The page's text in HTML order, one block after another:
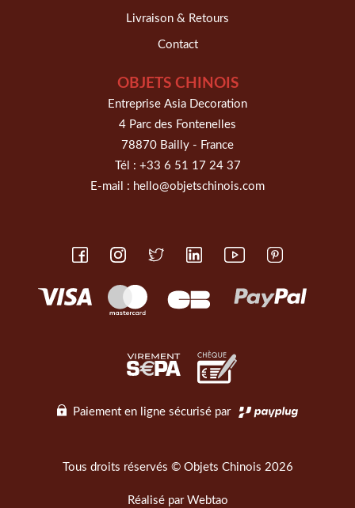
Livraison & Retours
Contact
OBJETS CHINOIS
Entreprise Asia Decoration
4 Parc des Fontenelles
78870 Bailly - France
Tél : +33 6 51 17 24 37
E-mail : hello@objetschinois.com
Paiement en ligne sécurisé par
Tous droits réservés © Objets Chinois 2026
Réalisé par Webtao